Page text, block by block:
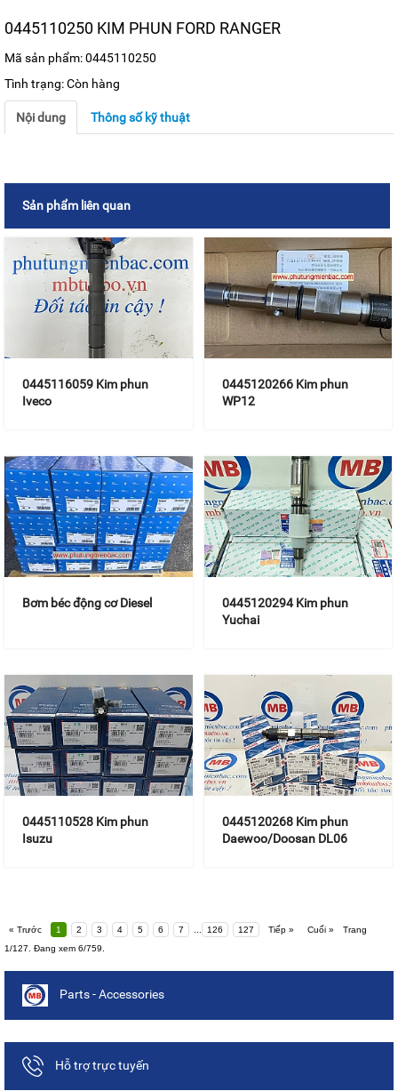
0445110250 KIM PHUN FORD RANGER
Mã sản phẩm: 0445110250
Tình trạng: Còn hàng
Nội dung Thông số kỹ thuật
Sản phẩm liên quan
0445116059 Kim phun
Iveco
0445120266 Kim phun
WP12
Bơm béc động cơ Diesel
0445120294 Kim phun
Yuchai
0445110528 Kim phun
Isuzu
0445120268 Kim phun
Daewoo/Doosan DL06
« Trước 1 2 3 4 5 6 7 126 127 Tiếp » Cuối »
Trang
1/127. Đang xem 6/759.
Parts - Accessories
Hỗ trợ trực tuyến